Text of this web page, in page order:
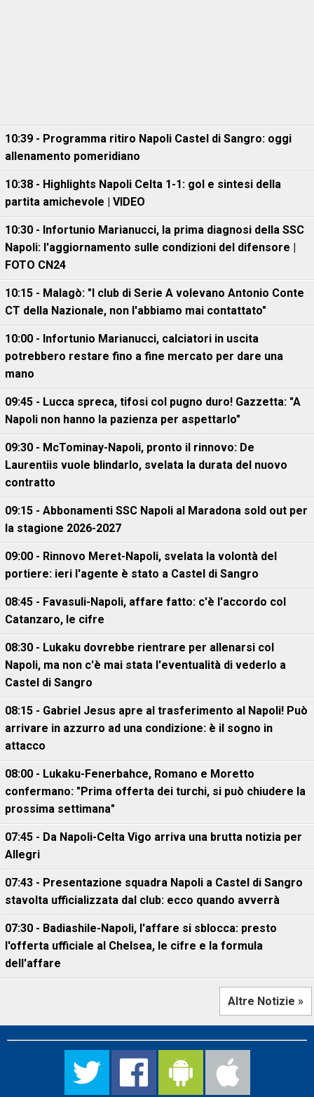
10:39 - Programma ritiro Napoli Castel di Sangro: oggi
allenamento pomeridiano
10:38 - Highlights Napoli Celta 1-1: gol e sintesi della
partita amichevole | VIDEO
10:30 - Infortunio Marianucci, la prima diagnosi della SSC
Napoli: l'aggiornamento sulle condizioni del difensore |
FOTO CN24
10:15 - Malagò: "I club di Serie A volevano Antonio Conte
CT della Nazionale, non l'abbiamo mai contattato"
10:00 - Infortunio Marianucci, calciatori in uscita
potrebbero restare fino a fine mercato per dare una
mano
09:45 - Lucca spreca, tifosi col pugno duro! Gazzetta: "A
Napoli non hanno la pazienza per aspettarlo"
09:30 - McTominay-Napoli, pronto il rinnovo: De
Laurentiis vuole blindarlo, svelata la durata del nuovo
contratto
09:15 - Abbonamenti SSC Napoli al Maradona sold out per
la stagione 2026-2027
09:00 - Rinnovo Meret-Napoli, svelata la volontà del
portiere: ieri l'agente è stato a Castel di Sangro
08:45 - Favasuli-Napoli, affare fatto: c'è l'accordo col
Catanzaro, le cifre
08:30 - Lukaku dovrebbe rientrare per allenarsi col
Napoli, ma non c'è mai stata l'eventualità di vederlo a
Castel di Sangro
08:15 - Gabriel Jesus apre al trasferimento al Napoli! Può
arrivare in azzurro ad una condizione: è il sogno in
attacco
08:00 - Lukaku-Fenerbahce, Romano e Moretto
confermano: "Prima offerta dei turchi, si può chiudere la
prossima settimana"
07:45 - Da Napoli-Celta Vigo arriva una brutta notizia per
Allegri
07:43 - Presentazione squadra Napoli a Castel di Sangro
stavolta ufficializzata dal club: ecco quando avverrà
07:30 - Badiashile-Napoli, l'affare si sblocca: presto
l'offerta ufficiale al Chelsea, le cifre e la formula
dell'affare
Altre Notizie »